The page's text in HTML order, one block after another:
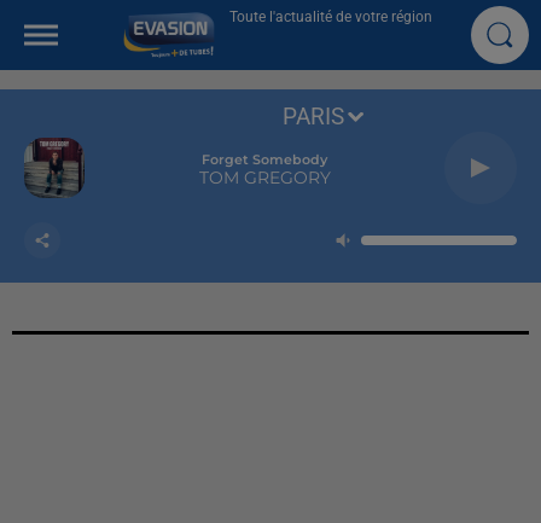
Toute l'actualité de votre région
Forget Somebody
TOM GREGORY
PARIS